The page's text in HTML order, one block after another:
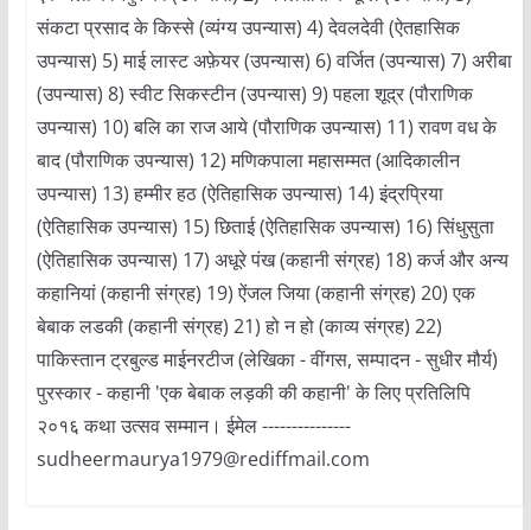
संकटा प्रसाद के किस्से (व्यंग्य उपन्यास) 4) देवलदेवी (ऐतहासिक
उपन्यास) 5) माई लास्ट अफ़ेयर (उपन्यास) 6) वर्जित (उपन्यास) 7) अरीबा
(उपन्यास) 8) स्वीट सिकस्टीन (उपन्यास) 9) पहला शूद्र (पौराणिक
उपन्यास) 10) बलि का राज आये (पौराणिक उपन्यास) 11) रावण वध के
बाद (पौराणिक उपन्यास) 12) मणिकपाला महासम्मत (आदिकालीन
उपन्यास) 13) हम्मीर हठ (ऐतिहासिक उपन्यास) 14) इंद्रप्रिया
(ऐतिहासिक उपन्यास) 15) छिताई (ऐतिहासिक उपन्यास) 16) सिंधुसुता
(ऐतिहासिक उपन्यास) 17) अधूरे पंख (कहानी संग्रह) 18) कर्ज और अन्य
कहानियां (कहानी संग्रह) 19) ऐंजल जिया (कहानी संग्रह) 20) एक
बेबाक लडकी (कहानी संग्रह) 21) हो न हो (काव्य संग्रह) 22)
पाकिस्तान ट्रबुल्ड माईनरटीज (लेखिका - वींगस, सम्पादन - सुधीर मौर्य)
पुरस्कार - कहानी 'एक बेबाक लड़की की कहानी' के लिए प्रतिलिपि
२०१६ कथा उत्सव सम्मान। ईमेल ---------------
sudheermaurya1979@rediffmail.com